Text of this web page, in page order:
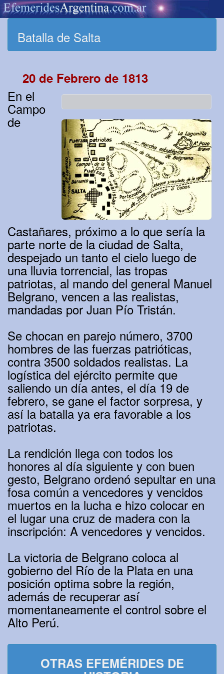
Batalla de Salta
20 de Febrero de 1813
En el
Campo
de
Castañares, próximo a lo que sería la
parte norte de la ciudad de Salta,
despejado un tanto el cielo luego de
una lluvia torrencial, las tropas
patriotas, al mando del general Manuel
Belgrano, vencen a las realistas,
mandadas por Juan Pío Tristán.
Se chocan en parejo número, 3700
hombres de las fuerzas patrióticas,
contra 3500 soldados realistas. La
logística del ejército permite que
saliendo un día antes, el día 19 de
febrero, se gane el factor sorpresa, y
así la batalla ya era favorable a los
patriotas.
La rendición llega con todos los
honores al día siguiente y con buen
gesto, Belgrano ordenó sepultar en una
fosa común a vencedores y vencidos
muertos en la lucha e hizo colocar en
el lugar una cruz de madera con la
inscripción: A vencedores y vencidos.
La victoria de Belgrano coloca al
gobierno del Río de la Plata en una
posición optima sobre la región,
además de recuperar así
momentaneamente el control sobre el
Alto Perú.
OTRAS EFEMÉRIDES DE